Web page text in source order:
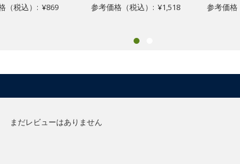
（税込）: ¥869
参考価格（税込）: ¥1,518
参考価
まだレビューはありません